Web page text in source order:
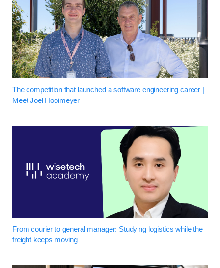
The competition that launched a software engineering career |
Meet Joel Hooimeyer
From courier to general manager: Studying logistics while the
freight keeps moving